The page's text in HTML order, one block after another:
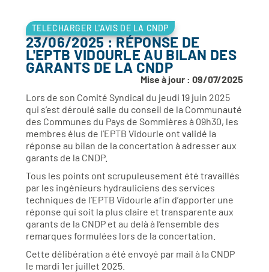
TELECHARGER L'AVIS DE LA CNDP
23/06/2025 : RÉPONSE DE
L'EPTB VIDOURLE AU BILAN DES
GARANTS DE LA CNDP
Mise à jour : 09/07/2025
Lors de son Comité Syndical du jeudi 19 juin 2025
qui s’est déroulé salle du conseil de la Communauté
des Communes du Pays de Sommières à 09h30, les
membres élus de l’EPTB Vidourle ont validé la
réponse au bilan de la concertation à adresser aux
garants de la CNDP.
Tous les points ont scrupuleusement été travaillés
par les ingénieurs hydrauliciens des services
techniques de l’EPTB Vidourle afin d’apporter une
réponse qui soit la plus claire et transparente aux
garants de la CNDP et au delà à l’ensemble des
remarques formulées lors de la concertation.
Cette délibération a été envoyé par mail à la CNDP
le mardi 1er juillet 2025.